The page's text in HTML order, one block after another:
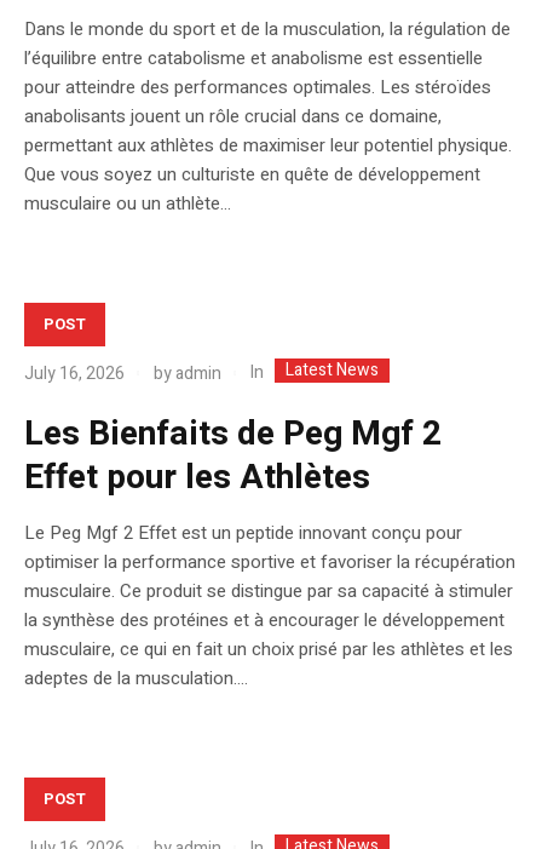
Dans le monde du sport et de la musculation, la régulation de
l’équilibre entre catabolisme et anabolisme est essentielle
pour atteindre des performances optimales. Les stéroïdes
anabolisants jouent un rôle crucial dans ce domaine,
permettant aux athlètes de maximiser leur potentiel physique.
Que vous soyez un culturiste en quête de développement
musculaire ou un athlète...
POST
July 16, 2026 byadmin In Latest News
Les Bienfaits de Peg Mgf 2
Effet pour les Athlètes
Le Peg Mgf 2 Effet est un peptide innovant conçu pour
optimiser la performance sportive et favoriser la récupération
musculaire. Ce produit se distingue par sa capacité à stimuler
la synthèse des protéines et à encourager le développement
musculaire, ce qui en fait un choix prisé par les athlètes et les
adeptes de la musculation....
POST